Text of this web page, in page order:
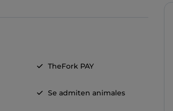
TheFork PAY
Se admiten animales